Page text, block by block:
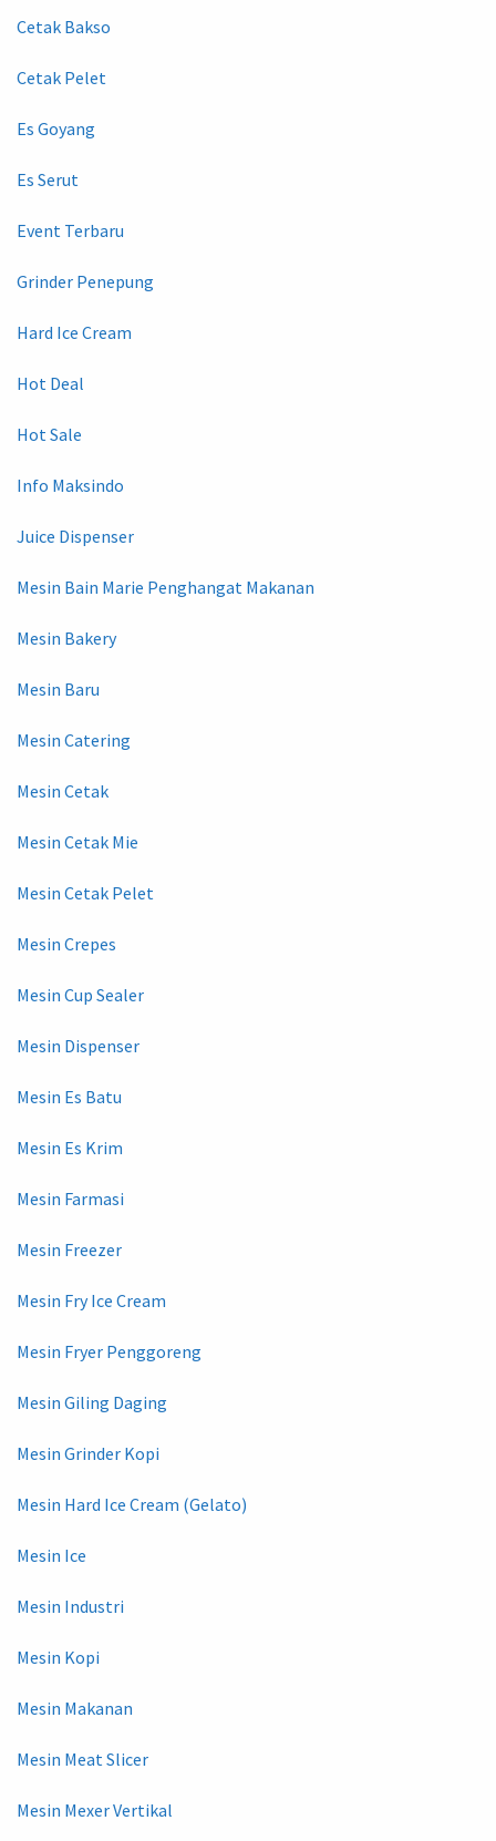
Cetak Bakso
Cetak Pelet
Es Goyang
Es Serut
Event Terbaru
Grinder Penepung
Hard Ice Cream
Hot Deal
Hot Sale
Info Maksindo
Juice Dispenser
Mesin Bain Marie Penghangat Makanan
Mesin Bakery
Mesin Baru
Mesin Catering
Mesin Cetak
Mesin Cetak Mie
Mesin Cetak Pelet
Mesin Crepes
Mesin Cup Sealer
Mesin Dispenser
Mesin Es Batu
Mesin Es Krim
Mesin Farmasi
Mesin Freezer
Mesin Fry Ice Cream
Mesin Fryer Penggoreng
Mesin Giling Daging
Mesin Grinder Kopi
Mesin Hard Ice Cream (Gelato)
Mesin Ice
Mesin Industri
Mesin Kopi
Mesin Makanan
Mesin Meat Slicer
Mesin Mexer Vertikal